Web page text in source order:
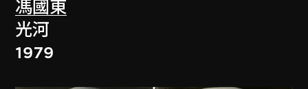
馮國東
光河
1979